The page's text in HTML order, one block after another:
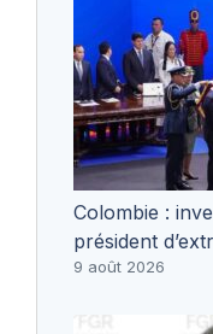
Colombie :
président
9 août 2026